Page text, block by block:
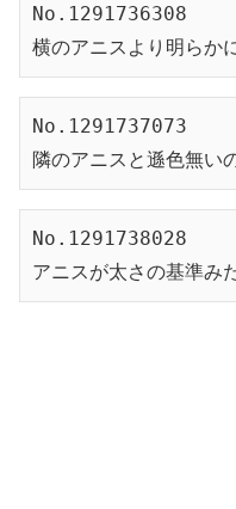
No.1291736308
横のアニスより明らか
No.1291737073
隣のアニスと遜色無い
No.1291738028
アニスが太さの基準み